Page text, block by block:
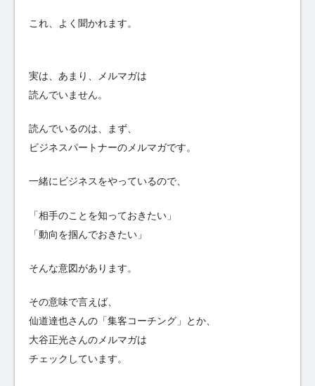
これ、よく聞かれます。
実は、あまり、メルマガは
読んでいません。
読んでいるのは、まず、
ビジネスパートナーのメルマガです。
一緒にビジネスをやっているので、
「相手のことを知っておきたい」
「動向を掴んでおきたい」
そんな意図があります。
その意味で言えば、
仙道達也さんの「集客コーチング」とか、
大谷正光さんのメルマガは
チェックしています。